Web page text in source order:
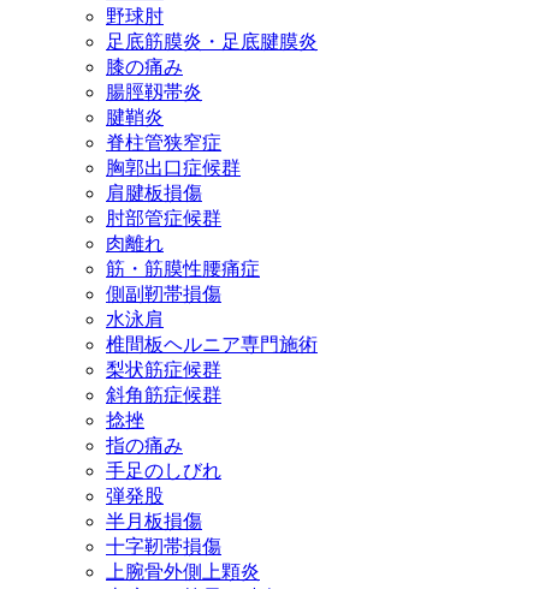
野球肘
足底筋膜炎・足底腱膜炎
膝の痛み
腸脛靱帯炎
腱鞘炎
脊柱管狭窄症
胸郭出口症候群
肩腱板損傷
肘部管症候群
肉離れ
筋・筋膜性腰痛症
側副靭帯損傷
水泳肩
椎間板ヘルニア専門施術
梨状筋症候群
斜角筋症候群
捻挫
指の痛み
手足のしびれ
弾発股
半月板損傷
十字靭帯損傷
上腕骨外側上顆炎